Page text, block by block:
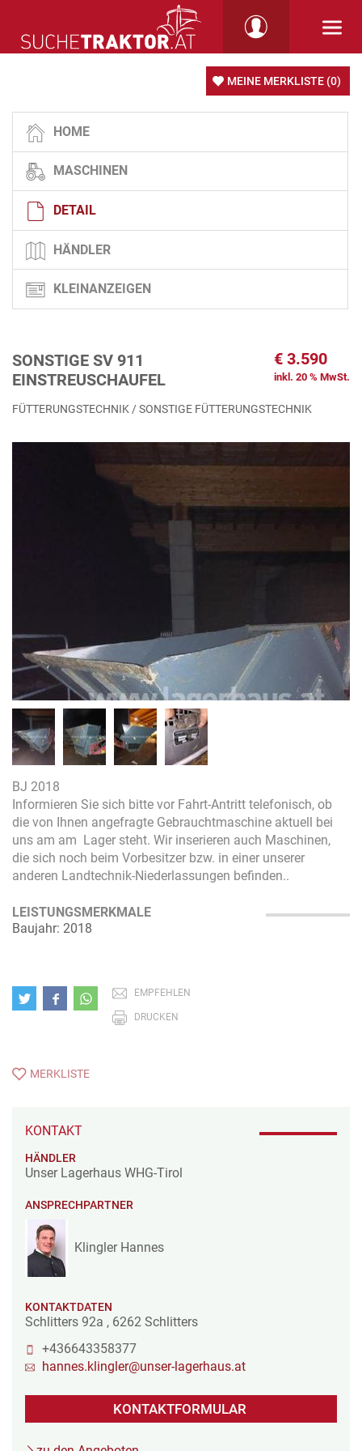
MEINE MERKLISTE (0)
HOME
MASCHINEN
DETAIL
HÄNDLER
KLEINANZEIGEN
SONSTIGE SV 911
EINSTREUSCHAUFEL
€ 3.590
inkl. 20 % MwSt.
FÜTTERUNGSTECHNIK / SONSTIGE FÜTTERUNGSTECHNIK
BJ 2018
Informieren Sie sich bitte vor Fahrt-Antritt telefonisch, ob
die von Ihnen angefragte Gebrauchtmaschine aktuell bei
uns am am Lager steht. Wir inserieren auch Maschinen,
die sich noch beim Vorbesitzer bzw. in einer unserer
anderen Landtechnik-Niederlassungen befinden..
LEISTUNGSMERKMALE
Baujahr: 2018
EMPFEHLEN
DRUCKEN
MERKLISTE
KONTAKT
HÄNDLER
Unser Lagerhaus WHG-Tirol
ANSPRECHPARTNER
Klingler Hannes
KONTAKTDATEN
Schlitters 92a , 6262 Schlitters
+436643358377
hannes.klingler@unser-lagerhaus.at
KONTAKTFORMULAR